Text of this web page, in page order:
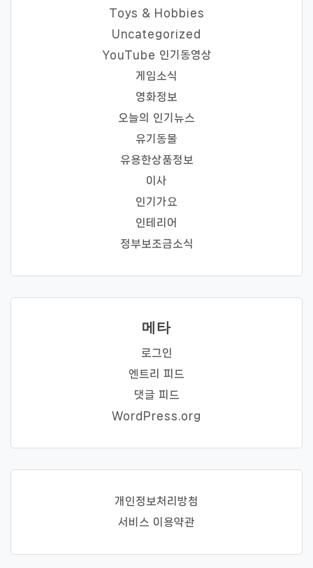
Toys & Hobbies
Uncategorized
YouTube 인기동영상
게임소식
영화정보
오늘의 인기뉴스
유기동물
유용한상품정보
이사
인기가요
인테리어
정부보조금소식
메타
로그인
엔트리 피드
댓글 피드
WordPress.org
개인정보처리방첨
서비스 이용약관